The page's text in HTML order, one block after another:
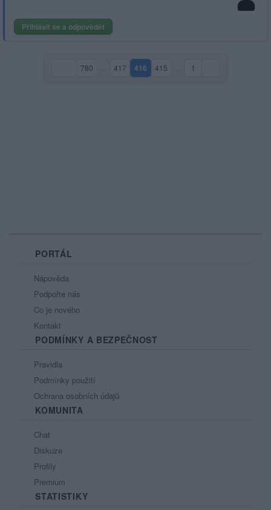
Přihlásit se a odpovědět
780 417 416(aktuální strana)
415 1
PORTÁL
Nápověda
Podpořte nás
Co je nového
Kontakt
PODMÍNKY A BEZPEČNOST
Pravidla
Podmínky použití
Ochrana osobních údajů
KOMUNITA
Chat
Diskuze
Profily
Premium
STATISTIKY